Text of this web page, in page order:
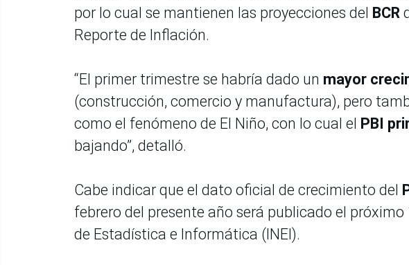
por lo cual se mantienen las proyecciones del BCR
Reporte de Inflación.
“El primer trimestre se habría dado un mayor
(construcción, comercio y manufactura), pero
como el fenómeno de El Niño, con lo cual el PBI
bajando”, detalló.
Cabe indicar que el dato oficial de crecimiento del
febrero del presente año será publicado el
de Estadística e Informática (INEI).